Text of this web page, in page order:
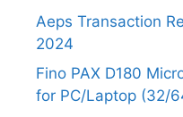
Aeps Transaction
2024
Fino PAX D180
for PC/Laptop (32/